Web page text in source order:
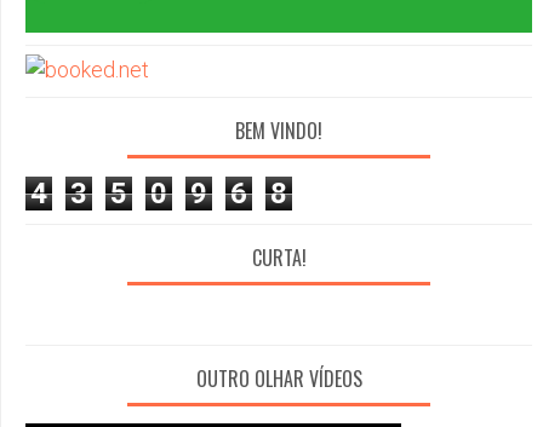
BEM VINDO!
4 3 5 0 9 6 8
CURTA!
OUTRO OLHAR VÍDEOS